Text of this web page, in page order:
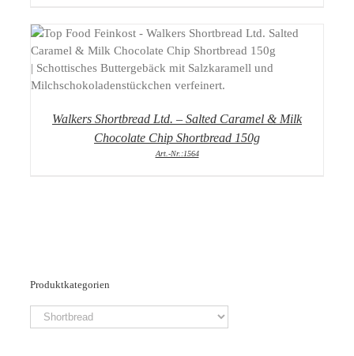
DETAILS
Walkers Shortbread Ltd. – Salted Caramel & Milk
Chocolate Chip Shortbread 150g
Art.-Nr.:1564
Produktkategorien